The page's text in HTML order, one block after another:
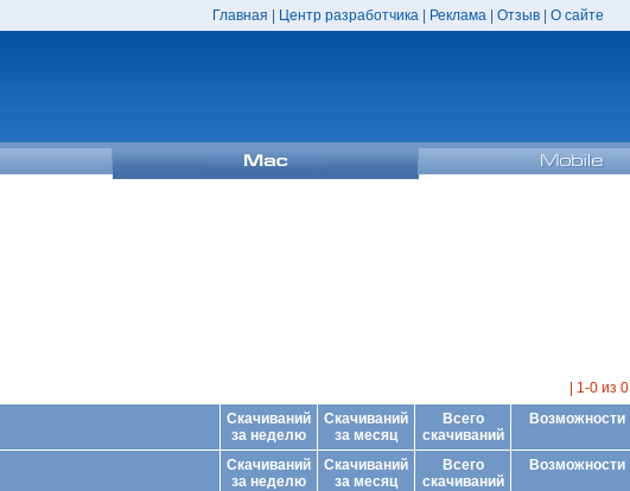
Главная Центр разработчика| Реклама| Отзыв| О сайте
| 1-0 из 0 |
Скачиваний
за неделю
Скачиваний
за месяц
Всего
скачиваний
Возможности
Скачиваний
за неделю
Скачиваний
за месяц
Всего
скачиваний
Возможности